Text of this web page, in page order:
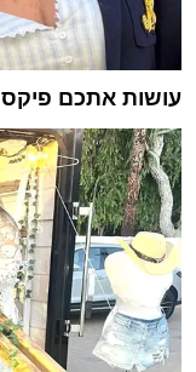
עושות אתכם פיקס